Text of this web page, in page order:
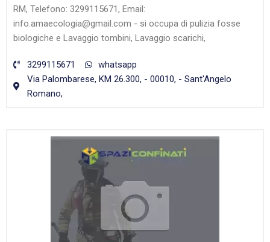
RM, Telefono: 3299115671, Email:
info.amaecologia@gmail.com - si occupa di pulizia fosse
biologiche e Lavaggio tombini, Lavaggio scarichi,
3299115671
whatsapp
Via Palombarese, KM 26.300, - 00010, - Sant'Angelo
Romano,